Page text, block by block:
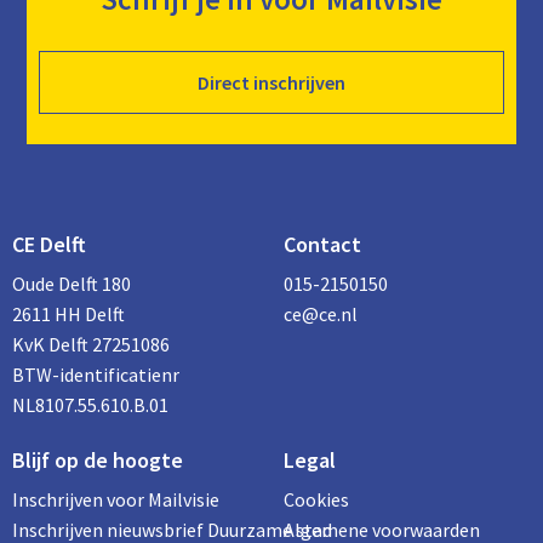
Direct inschrijven
CE Delft
Oude Delft 180
2611 HH Delft
KvK Delft 27251086
BTW-identificatienr
NL8107.55.610.B.01
Contact
015-2150150
ce@ce.nl
Blijf op de hoogte
Inschrijven voor Mailvisie
Inschrijven nieuwsbrief Duurzame stad
Legal
Cookies
Algemene voorwaarden